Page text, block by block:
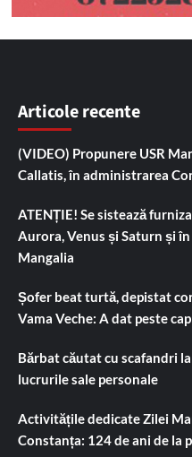
Articole recente
(VIDEO) Propunere USR
Callatis, în administrarea
ATENȚIE! Se sistează
Aurora, Venus și Saturn și
Mangalia
Șofer beat turtă, depistat
Vama Veche: A dat peste
Bărbat căutat cu scafandri
lucrurile sale personale
Activitățile dedicate Zilei
Constanța: 124 de ani de la